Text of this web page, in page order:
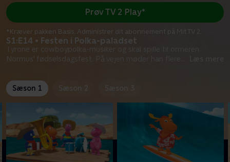
S1:E14 • Festen i Polka-paladset
Tyrone er cowboypolka-musiker og skal spille til ormeren
Normus' fødselsdagsfest. På vejen møder han flere
Prøv TV 2 Play*
*Kræver pakken Basis. Administrer dit abonnement på Mit TV 2.
Sæson 1 Sæson 2 Sæson 3